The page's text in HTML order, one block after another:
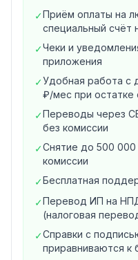
регистрация идёт
и фото загружать не
Заявка в приложении
новый продукт» →
самозанятость».
Решение налоговой —
редких случаях
После одобрения
главной в списке
часов).
2. Приём оплаты на
Оплата принимается
кредитной карты,
✓Приём оплаты на
специальный счёт
✓Чеки и
приложения
✓Удобная работа с
₽/мес при остатке
✓Переводы через
без комиссии
✓Снятие до 500 000
комиссии
✓Бесплатная
✓Перевод ИП на
(налоговая
✓Справки с
приравниваются